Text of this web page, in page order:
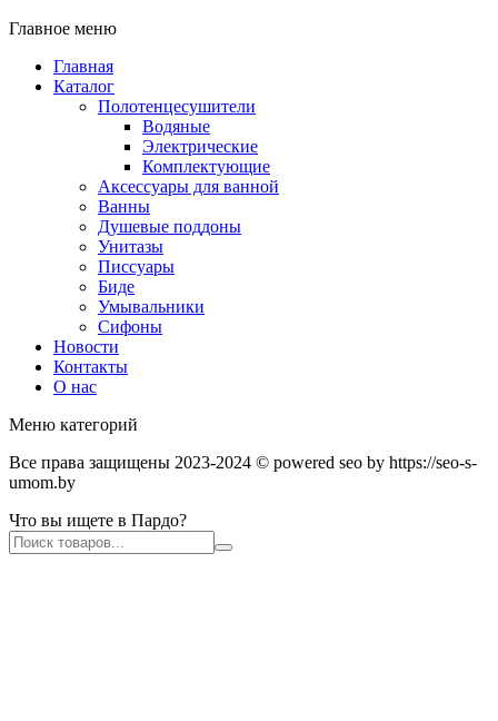
Главное меню
Главная
Каталог
Полотенцесушители
Водяные
Электрические
Комплектующие
Аксессуары для ванной
Ванны
Душевые поддоны
Унитазы
Писсуары
Биде
Умывальники
Сифоны
Новости
Контакты
О нас
Меню категорий
Все права защищены 2023-2024 © powered seo by https://seo-s-
umom.by
Что вы ищете в Пардо?